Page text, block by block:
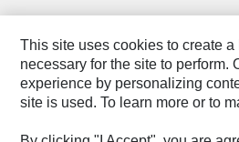
Контакты Карта
Caterpillar © 2026.
This site uses cookies to create
necessary for the site to perform.
experience by personalizing
site is used. To learn more or to